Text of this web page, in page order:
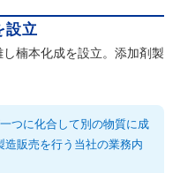
設立
楠本化成を設立。添加剤製
つに化合して別の物質に成
造販売を行う当社の業務内